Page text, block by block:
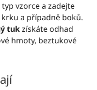
vzorce a zadejte
a případně boků.
tukzískáte odhad
hmoty, beztukové